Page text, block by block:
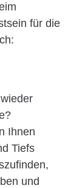
für die
Ihnen
Tiefs
und